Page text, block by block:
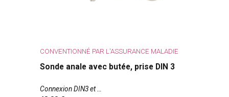
CONVENTIONNÉ PAR L'ASSURANCE MALADIE
Sonde anale avec butée, prise DIN 3
Connexion DIN3 et